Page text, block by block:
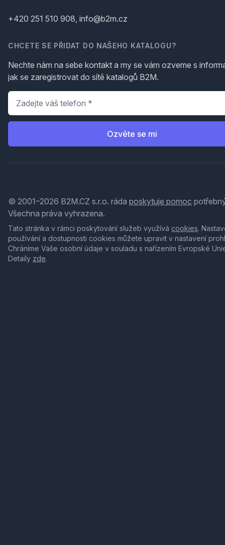
+420 251 510 908, info@b2m.cz
CHCETE SE PŘIDAT DO NAŠEHO KATALOGU?
Nechte nám na sebe kontakt a my se vám ozveme s
jak se zaregistrovat do sítě katalogů B2M.
Telefon
Ozvěte se mi
© 2001–2026 B2M.CZ s.r.o. ráda poskytuje pomoc
Všechna práva vyhrazena.
Tato stránka v rámci poskytování služeb využívá cookies.
používání a dostupnosti cookies můžete upravit v nastavení
Chráníme Vaše osobní údaje v souladu s nařízením Evropské
Detaily zde.